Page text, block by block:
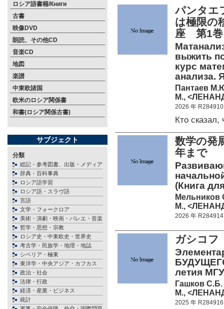
ロシア語書籍/Книги
古書
映像DVD
朗読、その他CD
音楽CD
地図
楽譜
中東欧諸国
欧米のロシア関係書
和書(ロシア関係古書)
サブジェクト
分類
総記・参考図書、出版・メディア
辞典・百科事典
ロシア語学習
ロシア語・スラヴ語
言語
文学・フォークロア
美術・演劇・映画・バレエ・音楽
哲学・思想・宗教
ロシア史・中東欧史・世界史
考古学・民族学・地理・地誌
シベリア・極東
東洋学・中央アジア・カフカス
政治・社会
法律・行政
経済・産業・ビジネス
統計
パンタエ
は極限の
座 第1
выжить
курс
анализа.
Пантаев
М.,
2026 年 R284910
Кто сказал,
数学の発
年まで
(Книга
Мельников
М.,
2026 年 R284914
ガシコ
летия
Гашков С.Б.
М.,
2025 年 R284916